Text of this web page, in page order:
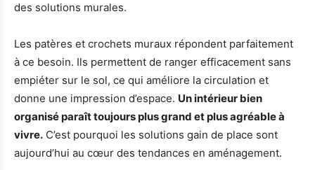
des solutions murales.
Les patères et crochets muraux répondent parfaitement
à ce besoin. Ils permettent de ranger efficacement sans
empiéter sur le sol, ce qui améliore la circulation et
donne une impression d’espace. Un intérieur bien
organisé paraît toujours plus grand et plus agréable à
vivre. C’est pourquoi les solutions gain de place sont
aujourd’hui au cœur des tendances en aménagement.